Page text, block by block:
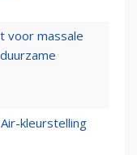
voor massale
kleurstelling